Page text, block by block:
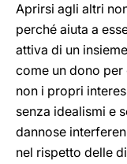
Aprirsi agli altri
perché aiuta a
attiva di un
come un dono
non i propri
senza idealismi e
dannose
nel rispetto delle